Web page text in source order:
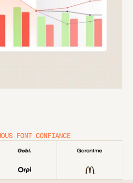
FONT CONFIANCE